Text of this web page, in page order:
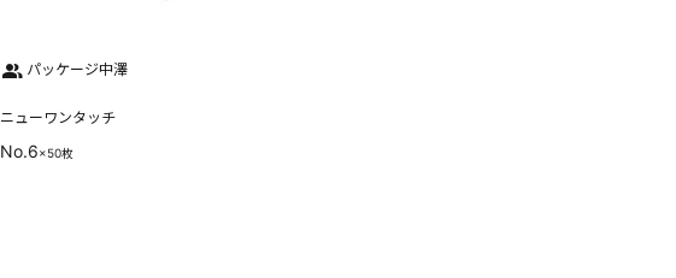
パッケージ中澤
ニューワンタッチ
No.6×50枚